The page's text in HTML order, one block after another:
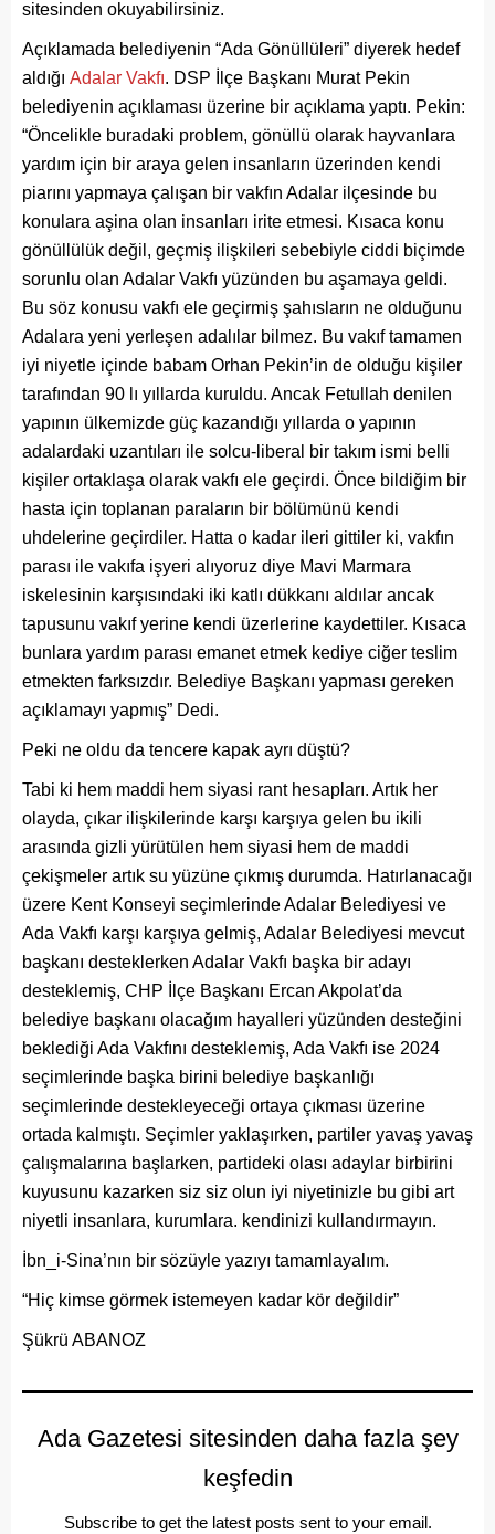
sitesinden okuyabilirsiniz.
Açıklamada belediyenin “Ada Gönüllüleri” diyerek hedef
aldığı Adalar Vakfı. DSP İlçe Başkanı Murat Pekin
belediyenin açıklaması üzerine bir açıklama yaptı. Pekin:
“Öncelikle buradaki problem, gönüllü olarak hayvanlara
yardım için bir araya gelen insanların üzerinden kendi
piarını yapmaya çalışan bir vakfın Adalar ilçesinde bu
konulara aşina olan insanları irite etmesi. Kısaca konu
gönüllülük değil, geçmiş ilişkileri sebebiyle ciddi biçimde
sorunlu olan Adalar Vakfı yüzünden bu aşamaya geldi.
Bu söz konusu vakfı ele geçirmiş şahısların ne olduğunu
Adalara yeni yerleşen adalılar bilmez. Bu vakıf tamamen
iyi niyetle içinde babam Orhan Pekin’in de olduğu kişiler
tarafından 90 lı yıllarda kuruldu. Ancak Fetullah denilen
yapının ülkemizde güç kazandığı yıllarda o yapının
adalardaki uzantıları ile solcu-liberal bir takım ismi belli
kişiler ortaklaşa olarak vakfı ele geçirdi. Önce bildiğim bir
hasta için toplanan paraların bir bölümünü kendi
uhdelerine geçirdiler. Hatta o kadar ileri gittiler ki, vakfın
parası ile vakıfa işyeri alıyoruz diye Mavi Marmara
iskelesinin karşısındaki iki katlı dükkanı aldılar ancak
tapusunu vakıf yerine kendi üzerlerine kaydettiler. Kısaca
bunlara yardım parası emanet etmek kediye ciğer teslim
etmekten farksızdır. Belediye Başkanı yapması gereken
açıklamayı yapmış” Dedi.
Peki ne oldu da tencere kapak ayrı düştü?
Tabi ki hem maddi hem siyasi rant hesapları. Artık her
olayda, çıkar ilişkilerinde karşı karşıya gelen bu ikili
arasında gizli yürütülen hem siyasi hem de maddi
çekişmeler artık su yüzüne çıkmış durumda. Hatırlanacağı
üzere Kent Konseyi seçimlerinde Adalar Belediyesi ve
Ada Vakfı karşı karşıya gelmiş, Adalar Belediyesi mevcut
başkanı desteklerken Adalar Vakfı başka bir adayı
desteklemiş, CHP İlçe Başkanı Ercan Akpolat’da
belediye başkanı olacağım hayalleri yüzünden desteğini
beklediği Ada Vakfını desteklemiş, Ada Vakfı ise 2024
seçimlerinde başka birini belediye başkanlığı
seçimlerinde destekleyeceği ortaya çıkması üzerine
ortada kalmıştı. Seçimler yaklaşırken, partiler yavaş yavaş
çalışmalarına başlarken, partideki olası adaylar birbirini
kuyusunu kazarken siz siz olun iyi niyetinizle bu gibi art
niyetli insanlara, kurumlara. kendinizi kullandırmayın.
İbn_i-Sina’nın bir sözüyle yazıyı tamamlayalım.
“Hiç kimse görmek istemeyen kadar kör değildir”
Şükrü ABANOZ
Ada Gazetesi sitesinden daha fazla şey
keşfedin
Subscribe to get the latest posts sent to your email.